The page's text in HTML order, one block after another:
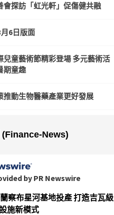
會探訪「虹光軒」促傷健共融
6日版面
兒童藝術節精彩登場 多元藝術活
期童趣
推動生物醫藥產業更好發展
(Finance-News)
by PR Newswire
察布星河基地投產 打造吉瓦級
施新模式